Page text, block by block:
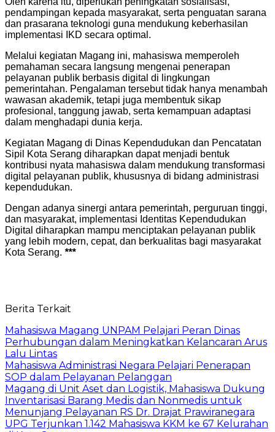
pendampingan kepada masyarakat, serta penguatan sarana
dan prasarana teknologi guna mendukung keberhasilan
implementasi IKD secara optimal.
Melalui kegiatan Magang ini, mahasiswa memperoleh
pemahaman secara langsung mengenai penerapan
pelayanan publik berbasis digital di lingkungan
pemerintahan. Pengalaman tersebut tidak hanya menambah
wawasan akademik, tetapi juga membentuk sikap
profesional, tanggung jawab, serta kemampuan adaptasi
dalam menghadapi dunia kerja.
Kegiatan Magang di Dinas Kependudukan dan Pencatatan
Sipil Kota Serang diharapkan dapat menjadi bentuk
kontribusi nyata mahasiswa dalam mendukung transformasi
digital pelayanan publik, khususnya di bidang administrasi
kependudukan.
Dengan adanya sinergi antara pemerintah, perguruan tinggi,
dan masyarakat, implementasi Identitas Kependudukan
Digital diharapkan mampu menciptakan pelayanan publik
yang lebih modern, cepat, dan berkualitas bagi masyarakat
Kota Serang. ***
Berita Terkait
Mahasiswa Magang UNPAM Pelajari Peran Dinas
Perhubungan dalam Meningkatkan Kelancaran Arus
Lalu Lintas
Mahasiswa Administrasi Negara Pelajari Penerapan
SOP dalam Pelayanan Pelanggan
Magang di Unit Aset dan Logistik, Mahasiswa Dukung
Inventarisasi Barang Medis dan Nonmedis untuk
Menunjang Pelayanan RS Dr. Drajat Prawiranegara
UPG Terjunkan 1.142 Mahasiswa KKM ke 67 Kelurahan